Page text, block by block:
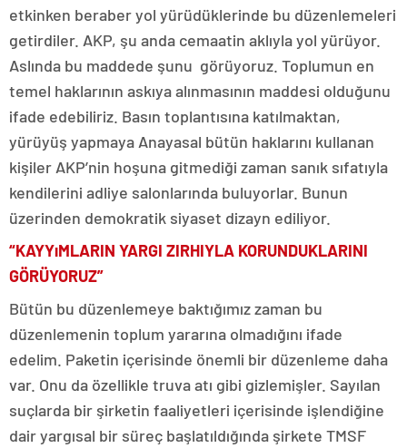
etkinken beraber yol yürüdüklerinde bu düzenlemeleri
getirdiler. AKP, şu anda cemaatin aklıyla yol yürüyor.
Aslında bu maddede şunu görüyoruz. Toplumun en
temel haklarının askıya alınmasının maddesi olduğunu
ifade edebiliriz. Basın toplantısına katılmaktan,
yürüyüş yapmaya Anayasal bütün haklarını kullanan
kişiler AKP’nin hoşuna gitmediği zaman sanık sıfatıyla
kendilerini adliye salonlarında buluyorlar. Bunun
üzerinden demokratik siyaset dizayn ediliyor.
“KAYYıMLARIN YARGI ZIRHIYLA KORUNDUKLARINI
GÖRÜYORUZ”
Bütün bu düzenlemeye baktığımız zaman bu
düzenlemenin toplum yararına olmadığını ifade
edelim. Paketin içerisinde önemli bir düzenleme daha
var. Onu da özellikle truva atı gibi gizlemişler. Sayılan
suçlarda bir şirketin faaliyetleri içerisinde işlendiğine
dair yargısal bir süreç başlatıldığında şirkete TMSF